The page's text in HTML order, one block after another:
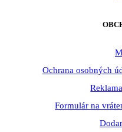
Ochrana osobných
Formulár na